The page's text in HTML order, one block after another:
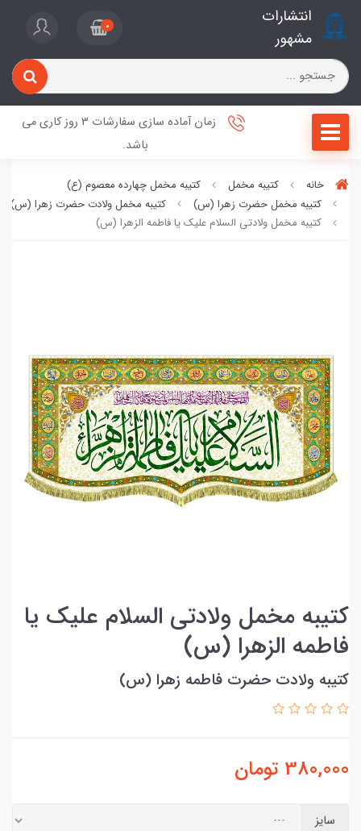
انتشارات
مشهور
0
زمان آماده سازی سفارشات 3 روز کاری می
باشد.
خانه کتیبه مخمل
کتیبه مخمل چهارده معصوم (ع)
کتیبه مخمل حضرت زهرا (س)
کتیبه مخمل ولادت حضرت زهرا (س)
کتیبه مخمل ولادتی السلام علیک یا فاطمه الزهرا (س)
کتیبه مخمل ولادتی السلام علیک یا
فاطمه الزهرا (س)
کتیبه ولادت حضرت فاطمه زهرا (س)
380,000 تومان
سایز